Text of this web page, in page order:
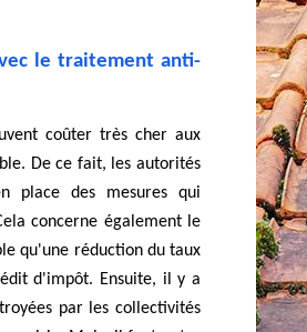
le traitement anti-
coûter très cher aux
De ce fait, les autorités
place des mesures qui
concerne également le
qu'une réduction du taux
d'impôt. Ensuite, il y a
par les collectivités